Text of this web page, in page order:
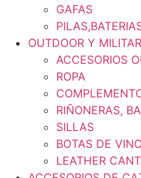
GAFAS
OUTDOOR Y
ACCESORIOS
ROPA
RIÑONERAS,
SILLAS
BOTAS DE
LEATHER